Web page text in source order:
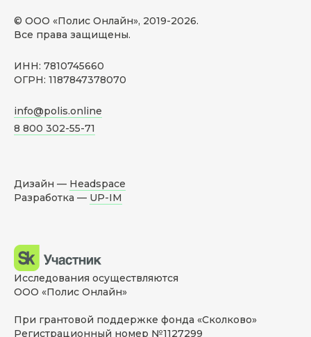
© ООО «Полис Онлайн», 2019-2026.
Все права защищены.
ИНН: 7810745660
ОГРН: 1187847378070
info@polis.online
8 800 302-55-71
Дизайн — Headspace
Разработка — UP-IM
Исследования осуществляются
ООО «Полис Онлайн»
При грантовой поддержке фонда «Сколково»
Регистрационный номер №1127299